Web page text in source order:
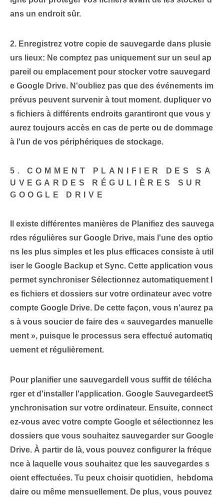
ans un endroit sûr.
2. Enregistrez votre copie de sauvegarde dans plusie
urs lieux: Ne comptez pas uniquement sur un seul ap
pareil ou emplacement pour stocker votre sauvegard
e Google Drive. N'oubliez pas que des événements im
prévus peuvent survenir à tout moment. dupliquer vo
s fichiers à différents endroits garantiront que vous y
aurez toujours accès en cas de perte ou de dommage
à l'un de vos périphériques de stockage.
5. COMMENT PLANIFIER DES SA
UVEGARDES RÉGULIÈRES SUR
GOOGLE DRIVE
Il existe différentes manières⁤ de Planifiez des sauvega
rdes régulières sur Google Drive, mais l'une des optio
ns les plus simples et les plus efficaces consiste à util
iser le Google Backup et Sync. Cette application vous
permet synchroniser Sélectionnez automatiquement l
es fichiers et dossiers sur votre ordinateur avec votre
compte Google Drive. De cette façon, vous n'aurez pa
s à vous soucier de faire des « sauvegardes manuelle
ment », puisque le processus sera effectué automatiq
uement et régulièrement.
Pour planifier une sauvegarde Il vous suffit de télécha
rger et d'installer l'application. Google ‌Sauvegarde⁢et‍S
ynchronisation sur votre ordinateur.⁢ Ensuite, connect
ez-vous avec votre compte Google et sélectionnez les
dossiers que vous souhaitez sauvegarder sur Google
Drive. À partir de là, vous pouvez configurer la fréque
nce à laquelle vous souhaitez que les sauvegardes s
oient effectuées. Tu peux choisir quotidien, ‌
hebdoma
daire ou même mensuellement. De plus, vous pouvez